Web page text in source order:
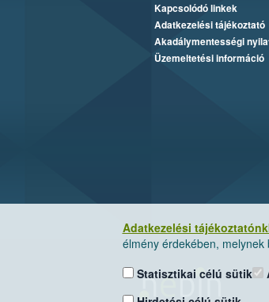
Adatkezelési
élmény érdekében, melynek
Statisztikai célú sütik
Kapcsolódó linkek
Adatkezelési tájékoztató
Akadálymentességi
Üzemeltetési információ